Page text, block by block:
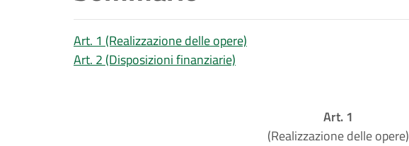
Art. 1 (Realizzazione delle opere)
Art. 2 (Disposizioni finanziarie)
Art. 1
(Realizzazione delle opere)